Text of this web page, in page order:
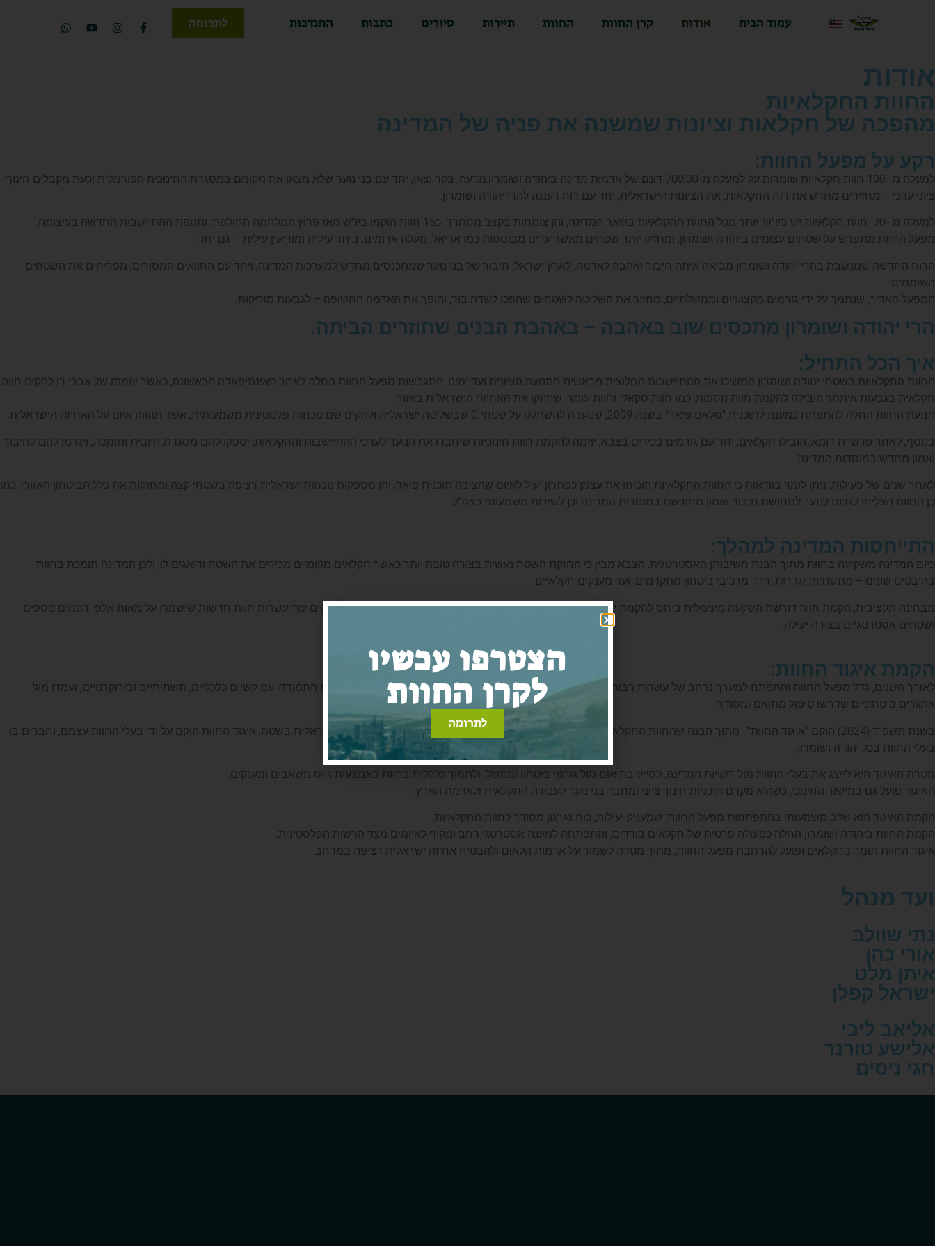
עמוד הבית אודות קרן החוות החוות תיירות סיורים כתבות התנדבות לתרומה
אודות
החוות החקלאיות
מהפכה של חקלאות וציונות שמשנה את פניה של המדינה
רקע על מפעל החוות:
למעלה מ- 100 חוות חקלאיות שומרות על למעלה מ-700,00 דונם של אדמות מדינה ביהודה ושומרון.מרעה, בקר וצאן, יחד עם בני נוער שלא מצאו את מקומם במסגרת החינוכית הפורמלית וכעת מקבלים חינוך
ציוני ערכי – מחזירים מחדש את רוח החקלאות, את הציונות הישראלית, יחד עם רוח רעננה להרי יהודה ושומרון.
למעלה מ -70 חוות חקלאיות יש ביו"ש, יותר מכל החוות החקלאיות בשאר המדינה, והן צומחות בקצב מסחרר. כ15 חוות הוקמו ביו"ש מאז פרוץ המלחמה החולפת, ותנופת ההתיישבות החדשה בעיצומה.
מפעל החוות מתפרש על שטחים עצומים ביהודה ושומרון, ומחזיק יותר שטחים מאשר ערים מבוססות כמו אריאל, מעלה אדומים, ביתר עילית ומודיעין עילית – גם יחד.
הרוח החדשה שמנשבת בהרי יהודה ושומרון מביאה איתה חיבור ואהבה לאדמה, לארץ ישראל, חיבור של בני נוער שמתכנסים מחדש למערכות המדינה, ויחד עם החוואים המסורים, מפריחים את השטחים
השוממים.
המפעל האדיר, שנתמך על ידי גורמים מקצועיים וממשלתיים, מחזיר את השליטה לשטחים שהפכו לשדה בור, והופך את האדמה החשופה – לגבעות מוריקות.
הרי יהודה ושומרון מתכסים שוב באהבה – באהבת הבנים שחוזרים הביתה.
איך הכל התחיל:
החוות החקלאיות בשטחי יהודה ושומרון המשיכו את ההתיישבות החלוצית מראשית התנועה הציונית ועד ימינו. התגבשות מפעל החוות החלה לאחר האינתיפאדה הראשונה, כאשר יוזמתו של אברי רן להקים חווה
חקלאית בגבעות איתמר הובילה להקמת חוות נוספות, כמו חוות סקאלי וחוות עומר, שחיזקו את האחיזה הישראלית באזור.
תנועת החוות החלה להתפתח כמענה לתוכנית "סלאם פיאד" בשנת 2009, שנועדה להשתלט על שטחי C שבשליטה ישראלית ולהקים שם נוכחות פלסטינית משמעותית, אשר תהווה איום על האחיזה הישראלית.
בנוסף, לאחר פרשיית דומא, הובילו חקלאים, יחד עם גורמים בכירים בצבא, יוזמה להקמת חוות חינוכיות שיחברו את הנוער לערכי ההתיישבות והחקלאות, יספקו להם מסגרת חיובית ותומכת, ויגרמו להם לחיבור
ואמון מחדש במוסדות המדינה.
לאחר שנים של פעילות, ניתן לומר בוודאות כי החוות החקלאיות הוכיחו את עצמן כפתרון יעיל לאיום שהציבה תוכנית פיאד, והן מספקות נוכחות ישראלית רציפה בשטחי קצה ומחזקות את כלל הביטחון האזורי. כמו
כן החוות הצליחו לגרום לנוער לתחושת חיבור ואמון מחודשת במוסדות המדינה וכן לשירות משמעותי בצה"ל.
התייחסות המדינה למהלך:
כיום המדינה משקיעה בחוות מתוך הבנת חשיבותן האסטרטגית. הצבא מבין כי החזקת השטח נעשית בצורה טובה יותר כאשר חקלאים מקומיים מכירים את השטח ודואגים לו, ולכן המדינה תומכת בחוות
בהיבטים שונים – מתשתיות וגדרות, דרך מרכיבי ביטחון מתקדמים, ועד מענקים חקלאיים.
מבחינה תקציבית, הקמת חווה דורשת השקעה מינימלית ביחס להקמת יישוב. כיום, ישנו צורך שעולה מגורמים בכירים בצבא ובמדינה להקים עוד עשרות חוות חדשות שישמרו על מאות אלפי דונמים נוספים
ושטחים אסטרטגיים בצורה יעילה.
הקמת איגוד החוות:
לאורך השנים, גדל מפעל החוות והתפתח למערך נרחב של עשרות רבות של חוות חקלאיות הפזורות ביהודה ושומרון. עם זאת, בעלי החוות התמודדו עם קשיים כלכליים, תשתיתיים ובירוקרטיים, ועמדו מול
אתגרים ביטחוניים שדרשו טיפול מתואם ומסודר.
בשנת תשפ"ד (2024) הוקם "איגוד החוות", מתוך הבנה שהחוות החקלאיות מהוות גורם אסטרטגי מרכזי לשמירת הקרקעות והאחיזה הישראלית בשטח. איגוד החוות הוקם על ידי בעלי החוות עצמם, וחברים בו
בעלי החוות בכל יהודה ושומרון.
מטרת האיגוד היא לייצג את בעלי החוות מול רשויות המדינה, לסייע בתיאום מול גורמי ביטחון וממשל, ולתמוך כלכלית בחוות באמצעות גיוס משאבים ומענקים.
האיגוד פועל גם במישור החינוכי, כשהוא מקדם תוכניות חינוך ציוני ומחבר בני נוער לעבודה החקלאית ולאדמת הארץ.
הקמת האיגוד הוא שלב משמעותי בהתפתחות מפעל החוות, שמעניק יעילות, כוח וארגון מסודר לחוות החקלאיות.
הקמת החוות ביהודה ושומרון החלה כפעולה פרטית של חקלאים בודדים, והתפתחה למענה אסטרטגי רחב ומקיף לאיומים מצד הרשות הפלסטינית.
איגוד החוות תומך בחקלאים ופועל להרחבת מפעל החוות, מתוך מטרה לשמור על אדמות הלאום ולהבטיח אחיזה ישראלית רציפה במרחב.
ועד מנהל
נתי שוולב
אורי כהן
איתן מלט
ישראל קפלן
אליאב ליבי
אלישע טורנר
חגי ניסים
הצטרפו עכשיו
לקרן החוות
לתרומה